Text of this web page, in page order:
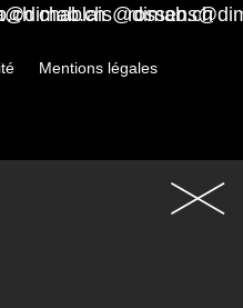
chablais@dimab.ch
Mentions légales